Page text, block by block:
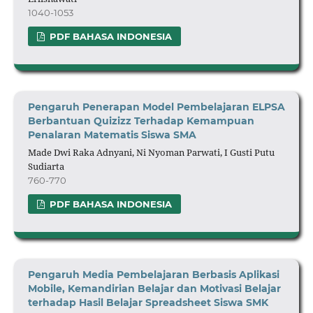
1040-1053
PDF BAHASA INDONESIA
Pengaruh Penerapan Model Pembelajaran ELPSA
Berbantuan Quizizz Terhadap Kemampuan
Penalaran Matematis Siswa SMA
Made Dwi Raka Adnyani, Ni Nyoman Parwati, I Gusti Putu
Sudiarta
760-770
PDF BAHASA INDONESIA
Pengaruh Media Pembelajaran Berbasis Aplikasi
Mobile, Kemandirian Belajar dan Motivasi Belajar
terhadap Hasil Belajar Spreadsheet Siswa SMK